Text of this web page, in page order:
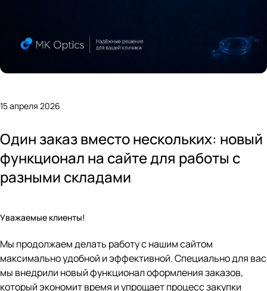
15 апреля 2026
Один заказ вместо нескольких: новый
функционал на сайте для работы с
разными складами
Уважаемые клиенты!
Мы продолжаем делать работу с нашим сайтом
максимально удобной и эффективной. Специально для вас
мы внедрили новый функционал оформления заказов,
который экономит время и упрощает процесс закупки